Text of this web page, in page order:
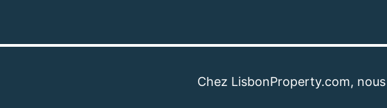
Chez LisbonProperty.com, nous